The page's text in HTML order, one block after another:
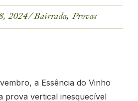
2024 Bairrada Provas
a Essência do Vinho
prova vertical inesquecível